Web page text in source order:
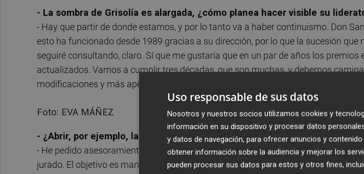
- La sombra de Grisolía es alargada, ¿cómo planea hacer visible su
- Hay que partir de donde estamos, y por lo tanto va a haber continuismo. Don
esto ha funcionado desde 1989 gracias a su dirección, por lo que la sucesión que
seguiré consultando, claro. Sí que me gustaría que en un par de años los premios
actualizados. Vamos a cumplir tres décadas, que son muchas, y debemos
modificaciones y más aperturismo.
Foto: EVA MÁÑEZ
- ¿Abrir, por ejemplo, la configuración de los jurados?
- He pedido asesoramiento entre los amigos de la Fundación para decidir qué
jurado. El objetivo es mantener la calidad de hasta ahora. Seguiremos teniendo la
Uso responsable de sus datos
Nosotros y nuestros socios utilizamos cookies y
información en su dispositivo y procesar datos
y datos de navegación, para ofrecer anuncios y
obtener información sobre la audiencia y mejorar los
pueden procesar sus datos para estos y otros fines,